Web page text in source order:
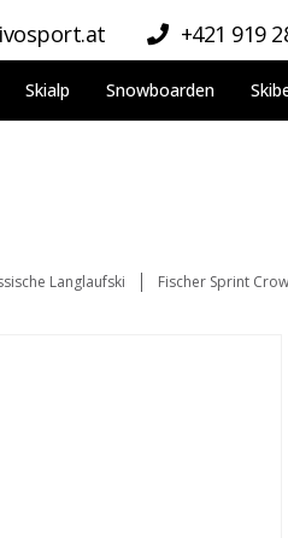
+421 919
Skialp Snowboarden
Langlaufski Fischer Sprint